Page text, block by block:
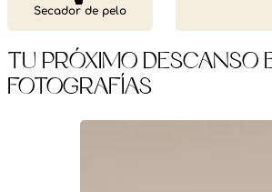
Secador de pelo
Tu Próximo Descanso
Fotografías